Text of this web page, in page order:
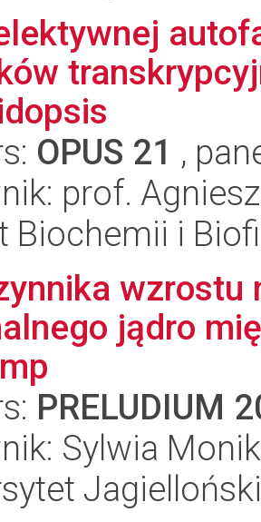
OPUS 21 ,
prof.
Biochemii i
jądro
PRELUDIUM
Sylwia